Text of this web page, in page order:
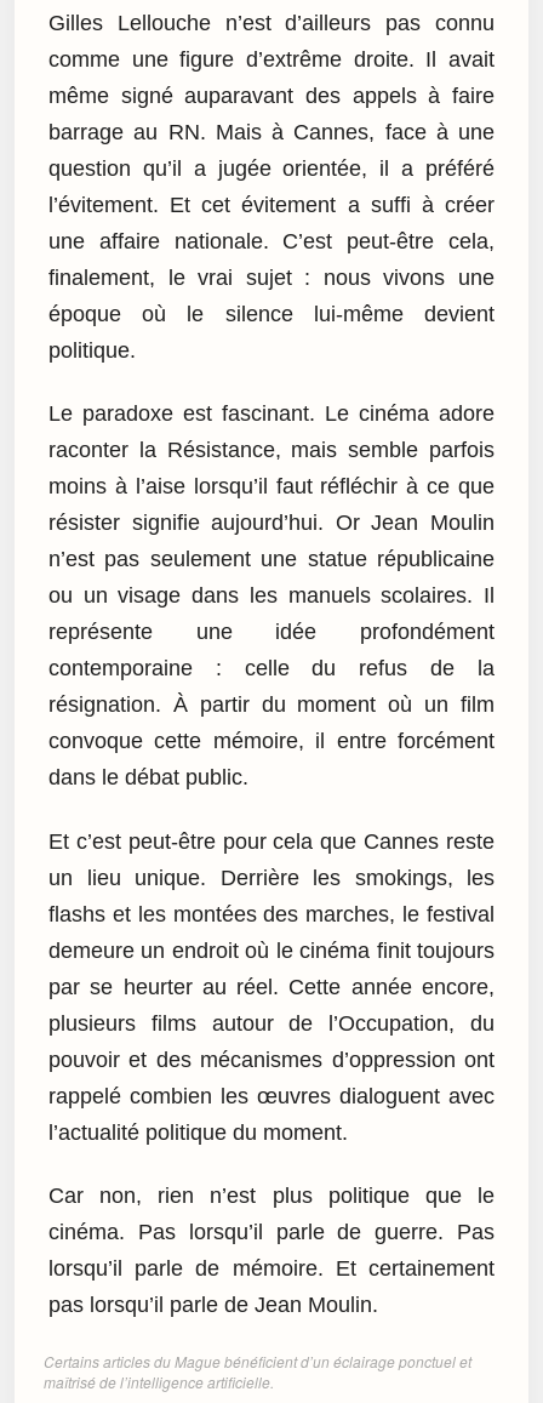
Gilles Lellouche n’est d’ailleurs pas connu
comme une figure d’extrême droite. Il avait
même signé auparavant des appels à faire
barrage au RN. Mais à Cannes, face à une
question qu’il a jugée orientée, il a préféré
l’évitement. Et cet évitement a suffi à créer
une affaire nationale. C’est peut-être cela,
finalement, le vrai sujet : nous vivons une
époque où le silence lui-même devient
politique.
Le paradoxe est fascinant. Le cinéma adore
raconter la Résistance, mais semble parfois
moins à l’aise lorsqu’il faut réfléchir à ce que
résister signifie aujourd’hui. Or Jean Moulin
n’est pas seulement une statue républicaine
ou un visage dans les manuels scolaires. Il
représente une idée profondément
contemporaine : celle du refus de la
résignation. À partir du moment où un film
convoque cette mémoire, il entre forcément
dans le débat public.
Et c’est peut-être pour cela que Cannes reste
un lieu unique. Derrière les smokings, les
flashs et les montées des marches, le festival
demeure un endroit où le cinéma finit toujours
par se heurter au réel. Cette année encore,
plusieurs films autour de l’Occupation, du
pouvoir et des mécanismes d’oppression ont
rappelé combien les œuvres dialoguent avec
l’actualité politique du moment.
Car non, rien n’est plus politique que le
cinéma. Pas lorsqu’il parle de guerre. Pas
lorsqu’il parle de mémoire. Et certainement
pas lorsqu’il parle de Jean Moulin.
Certains articles du Mague bénéficient d’un éclairage ponctuel et
maîtrisé de l’intelligence artificielle.